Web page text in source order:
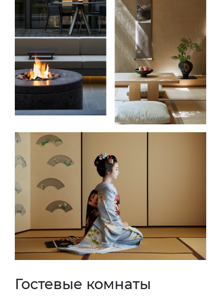
Гостевые комнаты